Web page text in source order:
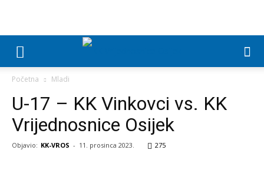
Početna Mladi
U-17 – KK Vinkovci vs. KK
Vrijednosnice Osijek
Objavio: KK-VROS - 11. prosinca 2023. 275